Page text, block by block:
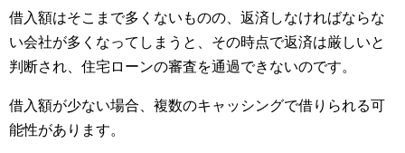
借入額はそこまで多くないものの、返済しなければならな
い会社が多くなってしまうと、その時点で返済は厳しいと
判断され、住宅ローンの審査を通過できないのです。
借入額が少ない場合、複数のキャッシングで借りられる可
能性があります。